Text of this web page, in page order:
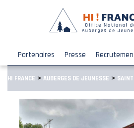
Partenaires Presse
HI FRANCE > AUBERGES DE JEUNESSE >